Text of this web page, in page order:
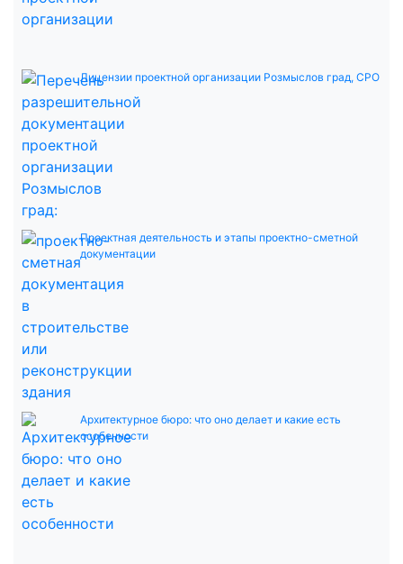
Лицензии проектной организации Розмыслов град, СРО
Проектная деятельность и этапы проектно-сметной
документации
Архитектурное бюро: что оно делает и какие есть
особенности